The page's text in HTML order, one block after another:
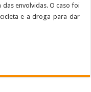
envolvidas. O caso foi
e a droga para dar